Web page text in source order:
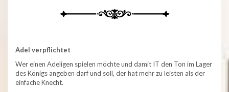
Adel verpflichtet
Wer einen Adeligen spielen möchte und damit IT den Ton im Lager
des Königs angeben darf und soll, der hat mehr zu leisten als der
einfache Knecht.